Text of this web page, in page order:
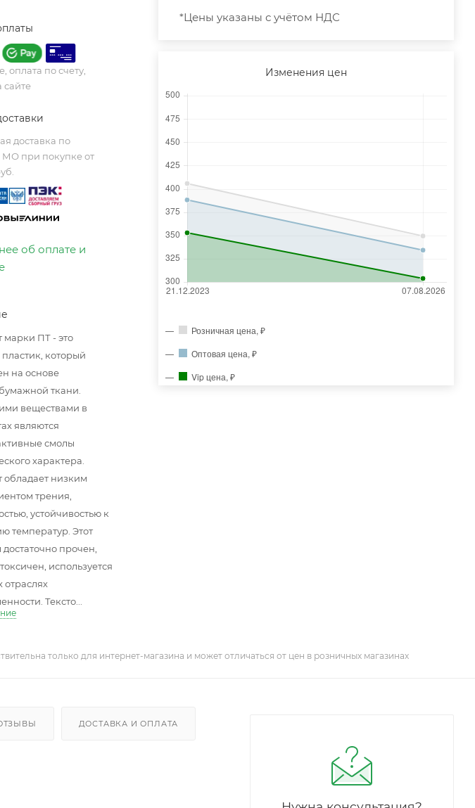
оплата по счету,
сайте
доставка по
МО при покупке от
об оплате и
марки ПТ - это
который
на основе
ткани.
веществами в
являются
смолы
характера.
обладает низким
трения,
устойчивостью к
температур. Этот
прочен,
используется
отраслях
Тексто...
*Цены указаны с учётом НДС
Изменения цен
Розничная цена, ₽
Оптовая цена, ₽
Vip цена, ₽
только для интернет-магазина и может отличаться от цен в розничных магазинах
ДОСТАВКА И ОПЛАТА